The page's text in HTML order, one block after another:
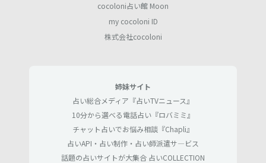
cocoloni占い館 Moon
my cocoloni ID
株式会社cocoloni
姉妹サイト
占い総合メディア『占いTVニュース』
10分から選べる電話占い『ロバミミ』
チャット占いでお悩み相談『Chapli』
占いAPI・占い制作・占い師派遣サ―ビス
話題の占いサイトが大集合 占いCOLLECTION